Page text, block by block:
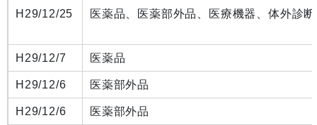
H29/12/25 医薬品、医薬部外品、医療機器、体外診
H29/12/7 医薬品
H29/12/6 医薬部外品
H29/12/6 医薬部外品